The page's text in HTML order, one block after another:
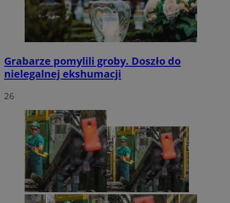
Grabarze pomylili groby. Doszło do
nielegalnej ekshumacji
26